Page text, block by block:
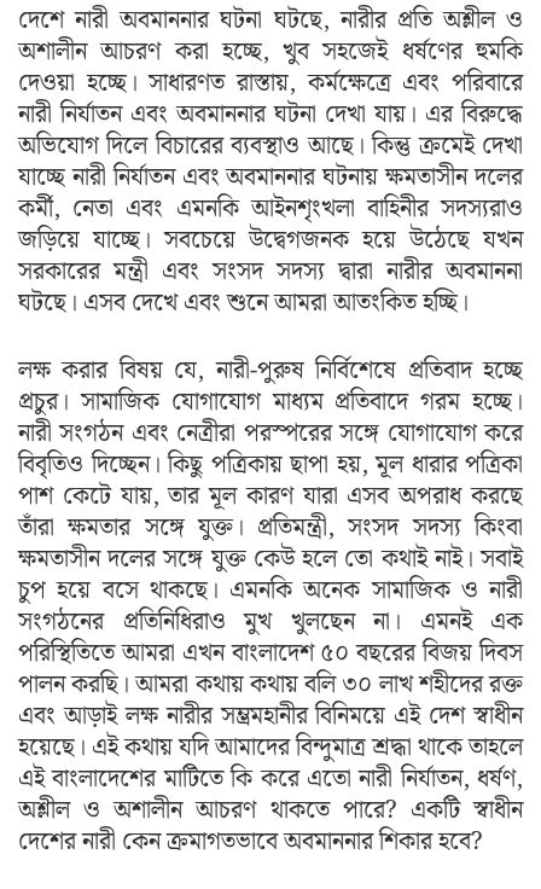
দেশে নারী অবমাননার ঘটনা ঘটছে, নারীর প্রতি অশ্লীল ও
অশালীন আচরণ করা হচ্ছে, খুব সহজেই ধর্ষণের হুমকি
দেওয়া হচ্ছে। সাধারণত রাস্তায়, কর্মক্ষেত্রে এবং পরিবারে
নারী নির্যাতন এবং অবমাননার ঘটনা দেখা যায়। এর বিরুদ্ধে
অভিযোগ দিলে বিচারের ব্যবস্থাও আছে। কিন্তু ক্রমেই দেখা
যাচ্ছে নারী নির্যাতন এবং অবমাননার ঘটনায় ক্ষমতাসীন দলের
কর্মী, নেতা এবং এমনকি আইনশৃংখলা বাহিনীর সদস্যরাও
জড়িয়ে যাচ্ছে। সবচেয়ে উদ্বেগজনক হয়ে উঠেছে যখন
সরকারের মন্ত্রী এবং সংসদ সদস্য দ্বারা নারীর অবমাননা
ঘটছে। এসব দেখে এবং শুনে আমরা আতংকিত হচ্ছি।
লক্ষ করার বিষয় যে, নারী-পুরুষ নির্বিশেষে প্রতিবাদ হচ্ছে
প্রচুর। সামাজিক যোগাযোগ মাধ্যম প্রতিবাদে গরম হচ্ছে।
নারী সংগঠন এবং নেত্রীরা পরস্পরের সঙ্গে যোগাযোগ করে
বিবৃতিও দিচ্ছেন। কিছু পত্রিকায় ছাপা হয়, মূল ধারার পত্রিকা
পাশ কেটে যায়, তার মূল কারণ যারা এসব অপরাধ করছে
তাঁরা ক্ষমতার সঙ্গে যুক্ত। প্রতিমন্ত্রী, সংসদ সদস্য কিংবা
ক্ষমতাসীন দলের সঙ্গে যুক্ত কেউ হলে তো কথাই নাই। সবাই
চুপ হয়ে বসে থাকছে। এমনকি অনেক সামাজিক ও নারী
সংগঠনের প্রতিনিধিরাও মুখ খুলছেন না। এমনই এক
পরিস্থিতিতে আমরা এখন বাংলাদেশ ৫০ বছরের বিজয় দিবস
পালন করছি। আমরা কথায় কথায় বলি ৩০ লাখ শহীদের রক্ত
এবং আড়াই লক্ষ নারীর সম্ভ্রমহানীর বিনিময়ে এই দেশ স্বাধীন
হয়েছে। এই কথায় যদি আমাদের বিন্দুমাত্র শ্রদ্ধা থাকে তাহলে
এই বাংলাদেশের মাটিতে কি করে এতো নারী নির্যাতন, ধর্ষণ,
অশ্লীল ও অশালীন আচরণ থাকতে পারে? একটি স্বাধীন
দেশের নারী কেন ক্রমাগতভাবে অবমাননার শিকার হবে?